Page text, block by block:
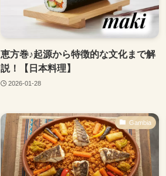
恵方巻♪起源から特徴的な文化まで解
説！【日本料理】
2026-01-28
Gambia